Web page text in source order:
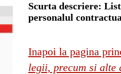
Scurta descriere:
personalul
Inapoi la pagina
legii, precum si alte